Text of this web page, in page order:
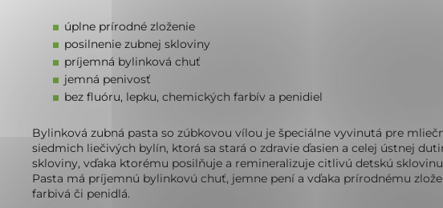
úplne prírodné zloženie
posilnenie zubnej skloviny
príjemná bylinková chuť
jemná penivosť
bez fluóru, lepku, chemických farbív a penidiel
Bylinková zubná pasta so zúbkovou vílou je špeciálne vyvinutá pre
siedmich liečivých bylín, ktorá sa stará o zdravie ďasien a celej ústnej
skloviny, vďaka ktorému posilňuje a remineralizuje citlivú detskú
Pasta má príjemnú bylinkovú chuť, jemne pení a vďaka prírodnému
farbivá či penidlá.